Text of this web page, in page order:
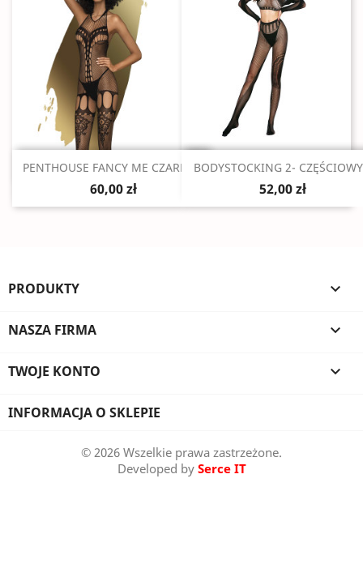
Szybki podgląd
PENTHOUSE FANCY ME CZARNE...
60,00 zł
Szybki podgląd
BODYSTOCKING 2-
52,00 zł
PRODUKTY 
NASZA FIRMA 
TWOJE KONTO 
INFORMACJA O SKLEPIE
© 2026 Wszelkie prawa zastrzeżone.
Developed by Serce IT